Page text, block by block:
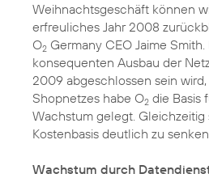
Weihnachtsgeschäft können
erfreuliches Jahr 2008
O2 Germany CEO Jaime
konsequenten Ausbau der
2009 abgeschlossen sein
Shopnetzes habe O2 die Basis
Wachstum gelegt. Gleichzeitig
Kostenbasis deutlich zu
Wachstum durch